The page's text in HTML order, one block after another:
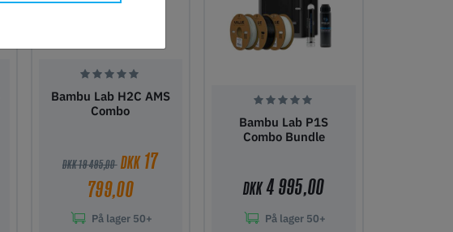
Bambu Lab H2C AMS
Combo
DKK 19 495,00 DKK17
799,00
På lager50+
Bambu Lab P1S
Combo Bundle
DKK4 995,00
På lager50+